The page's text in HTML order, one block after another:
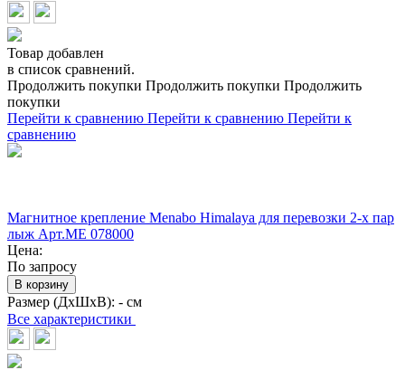
Товар добавлен
в список сравнений.
Продолжить покупки Продолжить покупки Продолжить
покупки
Перейти к сравнению Перейти к сравнению Перейти к
сравнению
Магнитное крепление Menabo Himalaya для перевозки 2-х пар
лыж Арт.ME 078000
Цена:
По запросу
В корзину
Размер (ДхШхВ): - см
Все характеристики